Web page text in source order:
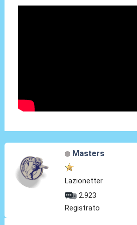
Masters
Lazionetter
2.923
Registrato